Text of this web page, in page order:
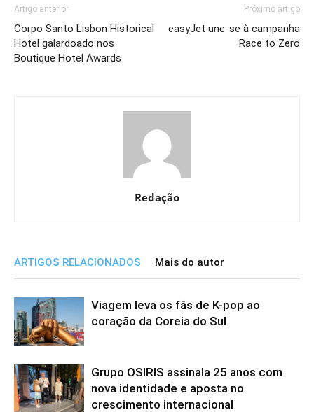
Artigo anterior
Corpo Santo Lisbon Historical
Hotel galardoado nos
Boutique Hotel Awards
Próximo artigo
easyJet une-se à campanha
Race to Zero
Redação
ARTIGOS RELACIONADOS Mais do autor
Viagem leva os fãs de K-pop ao
coração da Coreia do Sul
Grupo OSIRIS assinala 25 anos com
nova identidade e aposta no
crescimento internacional